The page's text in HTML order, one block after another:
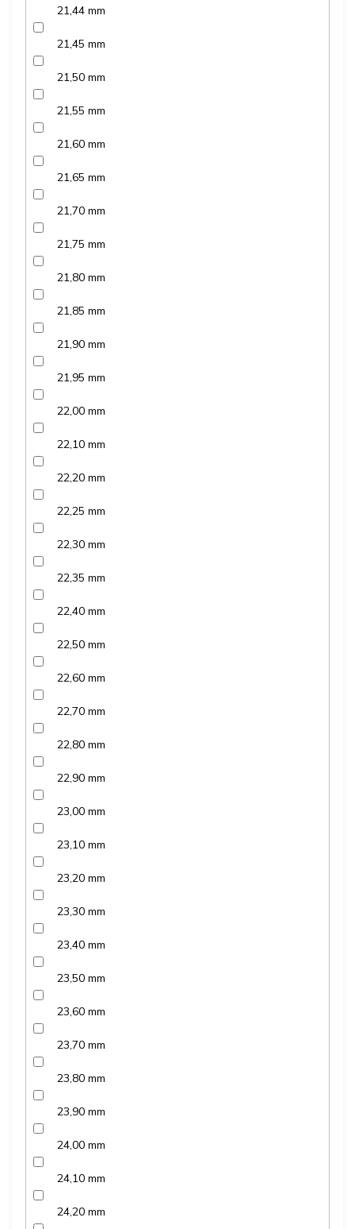
21,44 mm
21,45 mm
21,50 mm
21,55 mm
21,60 mm
21,65 mm
21,70 mm
21,75 mm
21,80 mm
21,85 mm
21,90 mm
21,95 mm
22,00 mm
22,10 mm
22,20 mm
22,25 mm
22,30 mm
22,35 mm
22,40 mm
22,50 mm
22,60 mm
22,70 mm
22,80 mm
22,90 mm
23,00 mm
23,10 mm
23,20 mm
23,30 mm
23,40 mm
23,50 mm
23,60 mm
23,70 mm
23,80 mm
23,90 mm
24,00 mm
24,10 mm
24,20 mm